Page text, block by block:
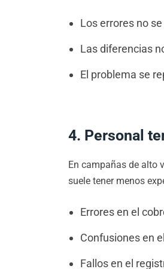
Los errores no
Las diferencias
El problema se
4. Personal
En campañas de alto
suele tener menos
Errores en el
Confusiones en
Fallos en el